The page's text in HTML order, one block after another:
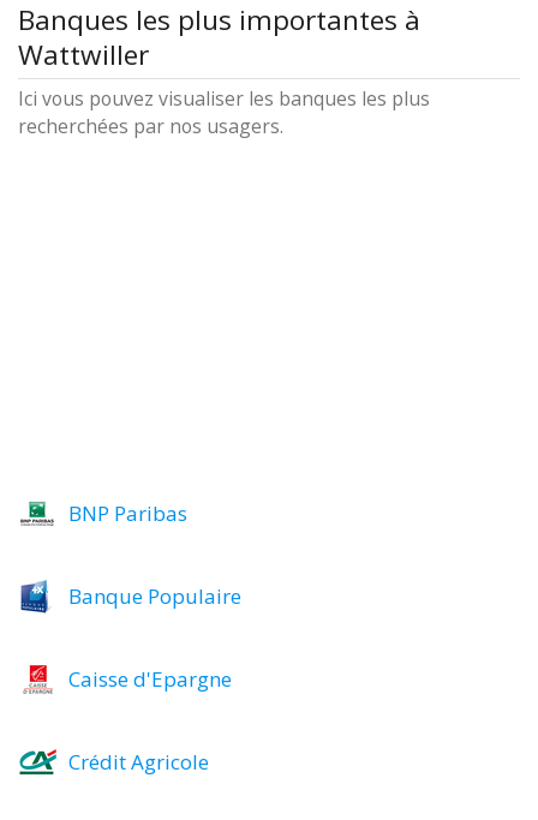
Banques les plus importantes à
Wattwiller
Ici vous pouvez visualiser les banques les plus
recherchées par nos usagers.
BNP Paribas
Banque Populaire
Caisse d'Epargne
Crédit Agricole